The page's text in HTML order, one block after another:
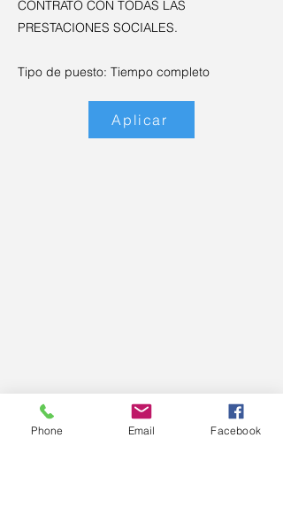
CONTRATO CON TODAS LAS
PRESTACIONES SOCIALES.
Tipo de puesto: Tiempo completo
Aplicar
Phone Email Facebook